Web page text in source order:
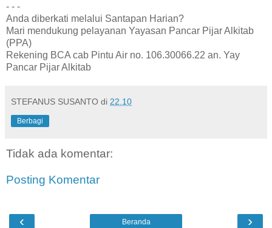
- - -
Anda diberkati melalui Santapan Harian?
Mari mendukung pelayanan Yayasan Pancar Pijar Alkitab
(PPA)
Rekening BCA cab Pintu Air no. 106.30066.22 an. Yay
Pancar Pijar Alkitab
STEFANUS SUSANTO di 22.10
Berbagi
Tidak ada komentar:
Posting Komentar
‹ ›
Beranda